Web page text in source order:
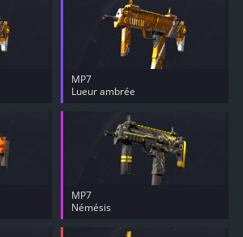
MP7
Lueur ambrée
MP7
Némésis